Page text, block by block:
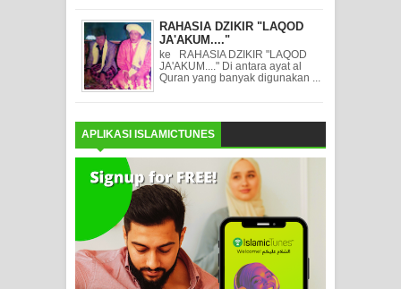
RAHASIA DZIKIR "LAQOD
JA'AKUM...."
ke RAHASIA DZIKIR "LAQOD
JA'AKUM...." Di antara ayat al
Quran yang banyak digunakan ...
APLIKASI ISLAMICTUNES